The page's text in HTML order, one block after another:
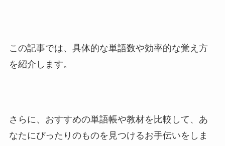
この記事では、具体的な単語数や効率的な覚え方
を紹介します。
さらに、おすすめの単語帳や教材を比較して、あ
なたにぴったりのものを見つけるお手伝いをしま